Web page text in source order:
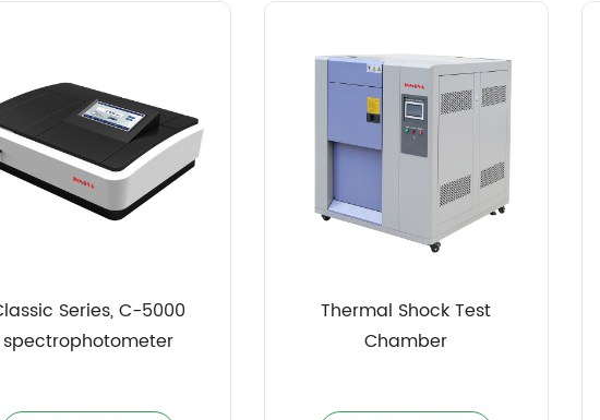
Series, C-5000
spectrophotometer
Thermal Shock Test
Chamber